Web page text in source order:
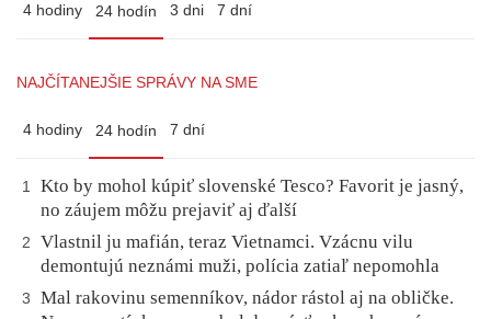
4 hodiny 24 hodín 3 dni 7 dní
NAJČÍTANEJŠIE SPRÁVY NA SME
4 hodiny 24 hodín 7 dní
1
Kto by mohol kúpiť slovenské Tesco? Favorit je jasný,
no záujem môžu prejaviť aj ďalší
2
Vlastnil ju mafián, teraz Vietnamci. Vzácnu vilu
demontujú neznámi muži, polícia zatiaľ nepomohla
3
Mal rakovinu semenníkov, nádor rástol aj na obličke.